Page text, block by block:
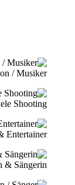
/ Musiker
Shooting
Entertainer
& Sängerin